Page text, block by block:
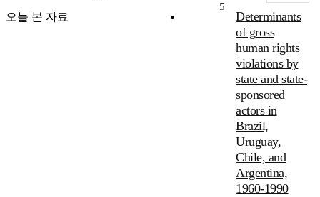
오늘 본 자료
5
Determinants
of gross
human rights
violations by
state and state-
sponsored
actors in
Brazil,
Uruguay,
Chile, and
Argentina,
1960-1990